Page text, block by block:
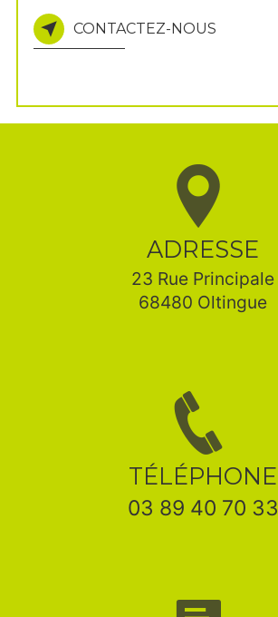
CONTACTEZ-NOUS
ADRESSE
23 Rue Principale
68480 Oltingue
TÉLÉPHONE
03 89 40 70 33